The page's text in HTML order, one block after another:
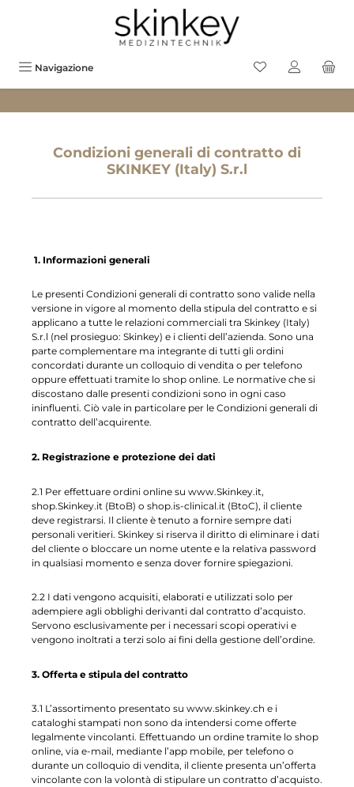
Navigazione Hai 0 prodotti sul
Condizioni generali di contratto di
SKINKEY (Italy) S.r.l
1. Informazioni generali
Le presenti Condizioni generali di contratto sono valide nella
versione in vigore al momento della stipula del contratto e si
applicano a tutte le relazioni commerciali tra Skinkey (Italy)
S.r.l (nel prosieguo: Skinkey) e i clienti dell’azienda. Sono una
parte complementare ma integrante di tutti gli ordini
concordati durante un colloquio di vendita o per telefono
oppure effettuati tramite lo shop online. Le normative che si
discostano dalle presenti condizioni sono in ogni caso
ininfluenti. Ciò vale in particolare per le Condizioni generali di
contratto dell’acquirente.
2. Registrazione e protezione dei dati
2.1 Per effettuare ordini online su www.Skinkey.it,
shop.Skinkey.it (BtoB) o shop.is-clinical.it (BtoC), il cliente
deve registrarsi. Il cliente è tenuto a fornire sempre dati
personali veritieri. Skinkey si riserva il diritto di eliminare i dati
del cliente o bloccare un nome utente e la relativa password
in qualsiasi momento e senza dover fornire spiegazioni.
2.2 I dati vengono acquisiti, elaborati e utilizzati solo per
adempiere agli obblighi derivanti dal contratto d’acquisto.
Servono esclusivamente per i necessari scopi operativi e
vengono inoltrati a terzi solo ai fini della gestione dell’ordine.
3. Offerta e stipula del contratto
3.1 L’assortimento presentato su www.skinkey.ch e i
cataloghi stampati non sono da intendersi come offerte
legalmente vincolanti. Effettuando un ordine tramite lo shop
online, via e-mail, mediante l’app mobile, per telefono o
durante un colloquio di vendita, il cliente presenta un’offerta
vincolante con la volontà di stipulare un contratto d’acquisto.